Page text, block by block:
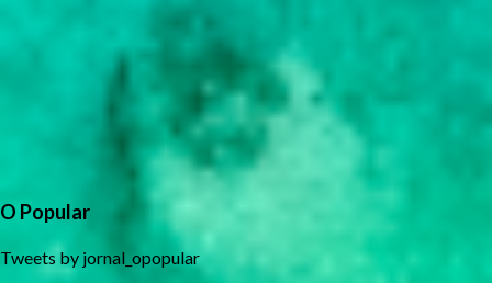
O Popular
Tweets by jornal_opopular